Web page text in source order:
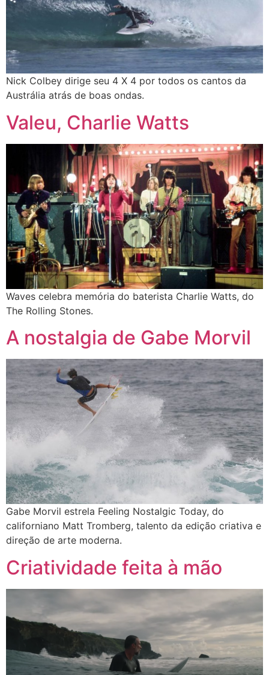
Nick Colbey dirige seu 4 X 4 por todos os cantos da
Austrália atrás de boas ondas.
Valeu, Charlie Watts
Waves celebra memória do baterista Charlie Watts, do
The Rolling Stones.
A nostalgia de Gabe Morvil
Gabe Morvil estrela Feeling Nostalgic Today, do
californiano Matt Tromberg, talento da edição criativa e
direção de arte moderna.
Criatividade feita à mão